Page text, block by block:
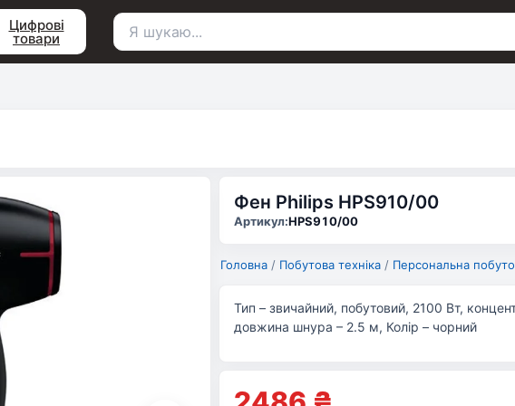
Цифрові
товари
Пошук
Фен Philips HPS910/00
Артикул:HPS910/00
Головна / Побутова техніка / Персональна
Тип – звичайний, побутовий, 2100 Вт,
довжина шнура – 2.5 м, Колір – чорний